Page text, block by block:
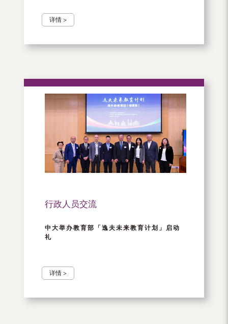
详情 >
行政人员交流
中大举办教育部「逸夫未来教育计划」启动
礼
详情 >